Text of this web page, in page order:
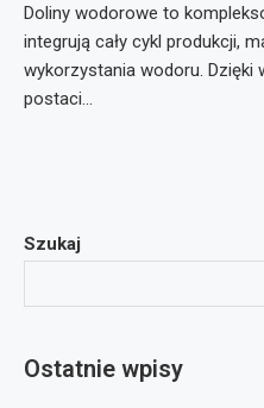
Doliny wodorowe to
integrują cały cykl produkcji,
wykorzystania wodoru. Dzięki
postaci…
Szukaj
Ostatnie wpisy